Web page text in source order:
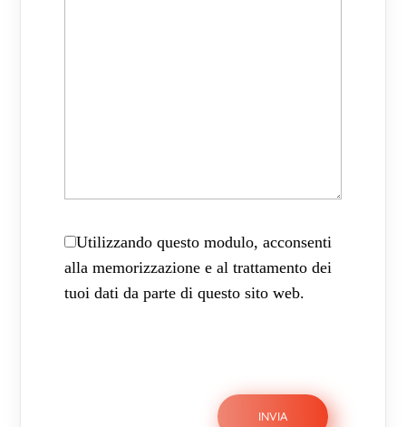
Utilizzando questo modulo, acconsenti
alla memorizzazione e al trattamento dei
tuoi dati da parte di questo sito web.